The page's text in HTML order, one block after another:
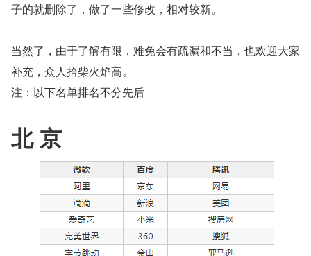
子的就删除了，做了一些修改，相对较新。
当然了，由于了解有限，难免会有疏漏和不当，也欢迎大家
补充，众人拾柴火焰高。
注：以下名单排名不分先后
北 京